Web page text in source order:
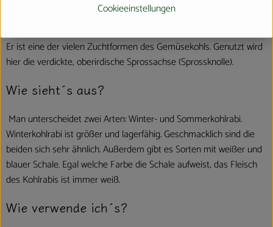
Wo kommt´s her?
Er ist eine der vielen Zuchtformen des Gemüsekohls. Genutzt wird
hier die verdickte, oberirdische Sprossachse (Sprossknolle).
Wie sieht´s aus?
Man unterscheidet zwei Arten: Winter- und Sommerkohlrabi.
Winterkohlrabi ist größer und lagerfähig. Geschmacklich sind die
beiden sich sehr ähnlich. Außerdem gibt es Sorten mit weißer und
blauer Schale. Egal welche Farbe die Schale aufweist, das Fleisch
des Kohlrabis ist immer weiß.
Wie verwende ich´s?
Cookieeinstellungen